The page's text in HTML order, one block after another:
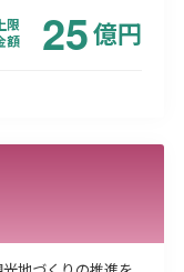
上限
額
25億円